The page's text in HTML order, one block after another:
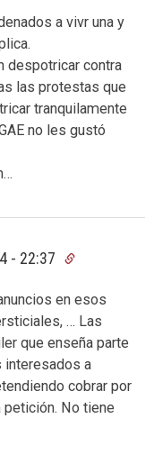
a vivr una y
despotricar contra
las protestas que
tranquilamente
no les gustó
- 22:37
en esos
… Las
que enseña parte
interesados a
cobrar por
petición. No tiene